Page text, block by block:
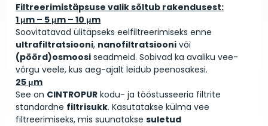
Filtreerimistäpsuse valik sõltub rakendusest:
1 μm – 5 μm – 10 μm
Soovitatavad ülitäpseks eelfiltreerimiseks enne
ultrafiltratsiooni, nanofiltratsiooni või
(pöörd)osmoosi seadmeid. Sobivad ka avaliku vee­
võrgu veele, kus aeg-ajalt leidub peenosakesi.
25 μm
See on CINTROPUR kodu- ja tööstus­seeria filtrite
standardne filtrisukk. Kasutatakse külma vee
filtreerimiseks, mis suunataksesuletud